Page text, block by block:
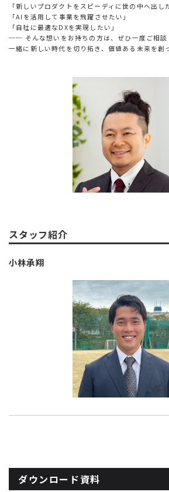
「新しいプロダクトをスピーディに世の中へ出し
「AIを活用して事業を飛躍させたい」
「自社に最適なDXを実現したい」
── そんな想いをお持ちの方は、ぜひ一度ご相談
一緒に新しい時代を切り拓き、価値ある未来を創
スタッフ紹介
小林承翔
ダウンロード資料